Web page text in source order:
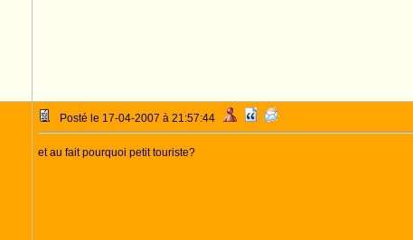
Posté le 17-04-2007 à 21:57:44
et au fait pourquoi petit touriste?